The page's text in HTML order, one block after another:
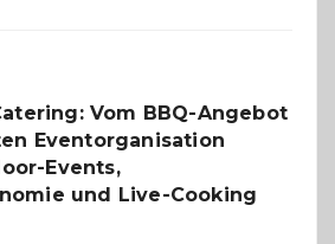
Gelegenheit,
neue
zu
Vom BBQ-Angebot
Eventorganisation
Events,
und Live-Cooking